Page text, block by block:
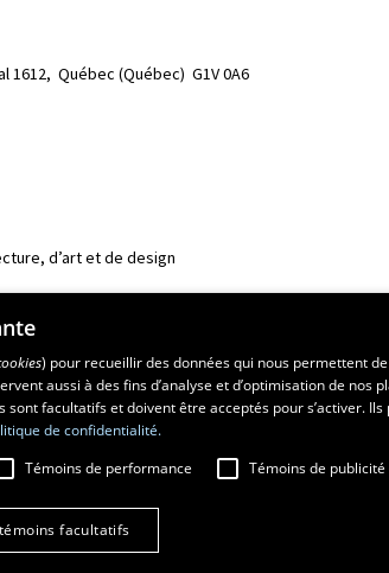
1612, Québec (Québec)  G1V 0A6
d’art et de design
) pour recueillir des données qui nous permettent
aussi à des fins d’analyse et d’optimisation de
sont facultatifs et doivent être acceptés pour s’activer.
de confidentialité.
Témoins de performance Témoins de publicité
facultatifs